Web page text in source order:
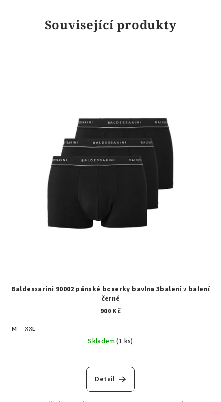
Související produkty
Baldessarini 90002 pánské boxerky bavlna 3balení v balení
černé
900 Kč
M
XXL
Skladem(1 ks)
Detail